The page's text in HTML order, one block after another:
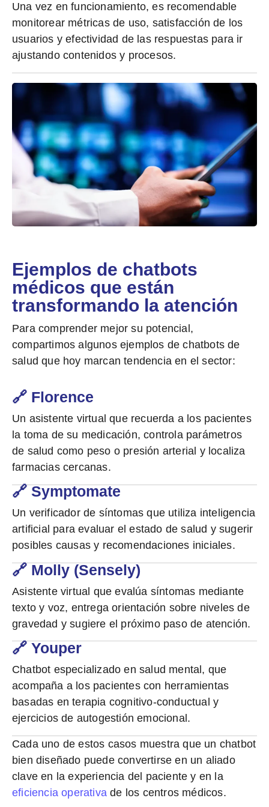
Una vez en funcionamiento, es recomendable
monitorear métricas de uso, satisfacción de los
usuarios y efectividad de las respuestas para ir
ajustando contenidos y procesos.
Ejemplos de chatbots
médicos que están
transformando la atención
Para comprender mejor su potencial,
compartimos algunos ejemplos de chatbots de
salud que hoy marcan tendencia en el sector:
🔗 Florence
Un asistente virtual que recuerda a los pacientes
la toma de su medicación, controla parámetros
de salud como peso o presión arterial y localiza
farmacias cercanas.
🔗 Symptomate
Un verificador de síntomas que utiliza inteligencia
artificial para evaluar el estado de salud y sugerir
posibles causas y recomendaciones iniciales.
🔗 Molly (Sensely)
Asistente virtual que evalúa síntomas mediante
texto y voz, entrega orientación sobre niveles de
gravedad y sugiere el próximo paso de atención.
🔗 Youper
Chatbot especializado en salud mental, que
acompaña a los pacientes con herramientas
basadas en terapia cognitivo-conductual y
ejercicios de autogestión emocional.
Cada uno de estos casos muestra que un chatbot
bien diseñado puede convertirse en un aliado
clave en la experiencia del paciente y en la
eficiencia operativa de los centros médicos.